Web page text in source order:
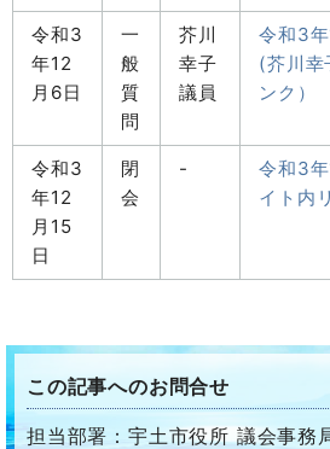
令和3
年12
月6日
一
般
質
問
芥川
幸子
議員
令和3
(芥川幸
ンク）
令和3
年12
月15
日
閉
会
-
令和3
イト内
この記事へのお問合せ
担当部署：宇土市役所 議会事務